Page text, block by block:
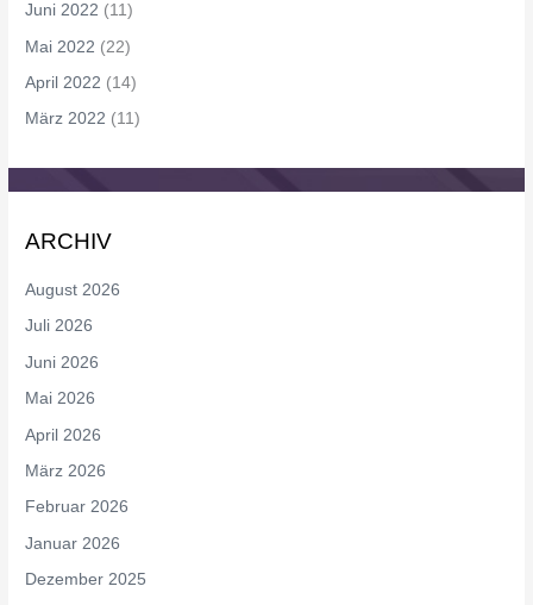
Juni 2022 (11)
Mai 2022 (22)
April 2022 (14)
März 2022 (11)
ARCHIV
August 2026
Juli 2026
Juni 2026
Mai 2026
April 2026
März 2026
Februar 2026
Januar 2026
Dezember 2025